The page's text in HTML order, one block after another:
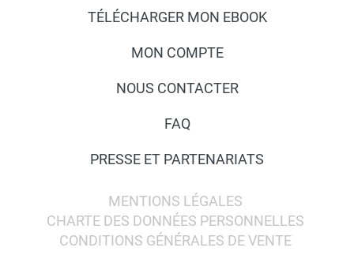
TÉLÉCHARGER MON EBOOK
MON COMPTE
NOUS CONTACTER
FAQ
PRESSE ET PARTENARIATS
MENTIONS LÉGALES
CHARTE DES DONNÉES PERSONNELLES
CONDITIONS GÉNÉRALES DE VENTE